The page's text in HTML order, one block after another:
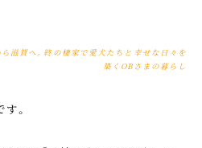
滋賀へ。終の棲家で愛犬たちと幸せな日々を
築くOBさまの暮らし
。